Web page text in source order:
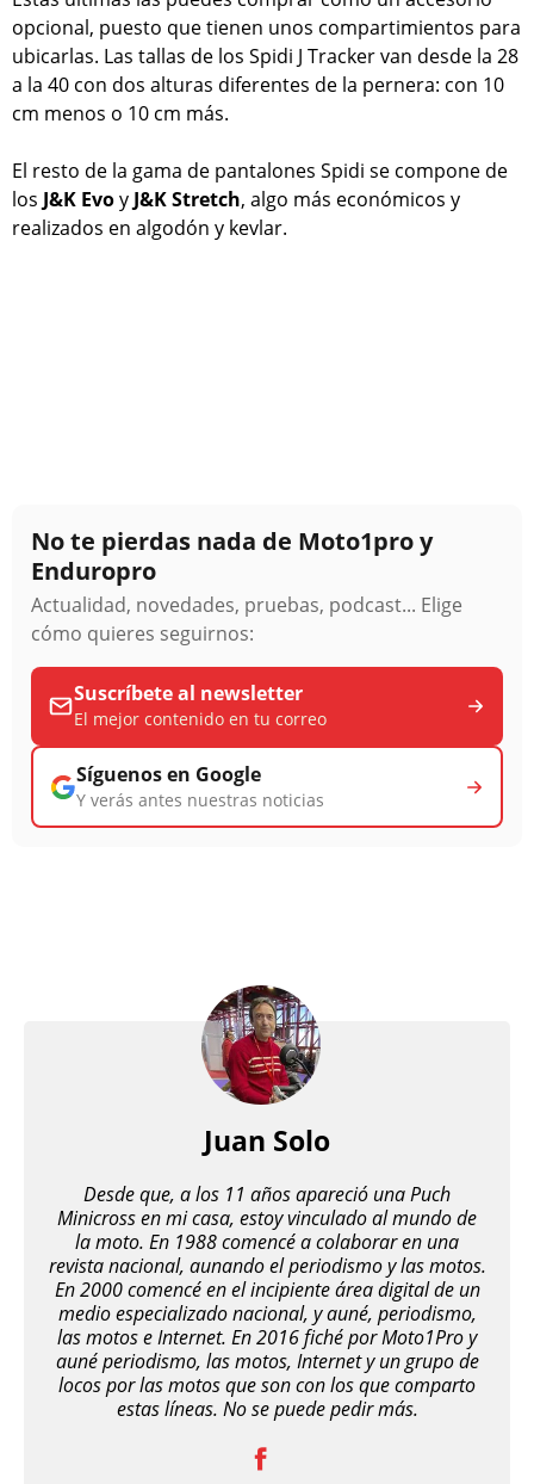
opcional, puesto que tienen unos compartimientos para
ubicarlas. Las tallas de los Spidi J Tracker van desde la 28
a la 40 con dos alturas diferentes de la pernera: con 10
cm menos o 10 cm más.
El resto de la gama de pantalones Spidi se compone de
los J&K Evoy J&K Stretch, algo más económicos y
realizados en algodón y kevlar.
No te pierdas nada de Moto1pro y
Enduropro
Actualidad, novedades, pruebas, podcast... Elige
cómo quieres seguirnos:
Suscríbete al newsletter
El mejor contenido en tu correo
Síguenos en Google
Y verás antes nuestras noticias
Juan Solo
Desde que, a los 11 años apareció una Puch
Minicross en mi casa, estoy vinculado al mundo de
la moto. En 1988 comencé a colaborar en una
revista nacional, aunando el periodismo y las motos.
En 2000 comencé en el incipiente área digital de un
medio especializado nacional, y auné, periodismo,
las motos e Internet. En 2016 fiché por Moto1Pro y
auné periodismo, las motos, Internet y un grupo de
locos por las motos que son con los que comparto
estas líneas. No se puede pedir más.